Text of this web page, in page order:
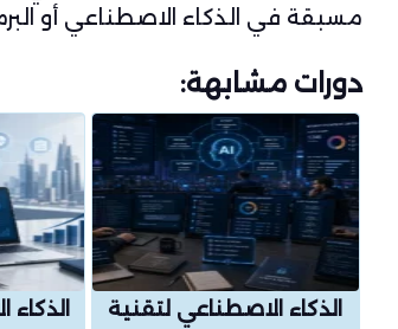
مسبقة في الذكاء الاصطناعي أو
دورات مشابهة:
الذكاء الاصطناعي لتقنية
الذكاء